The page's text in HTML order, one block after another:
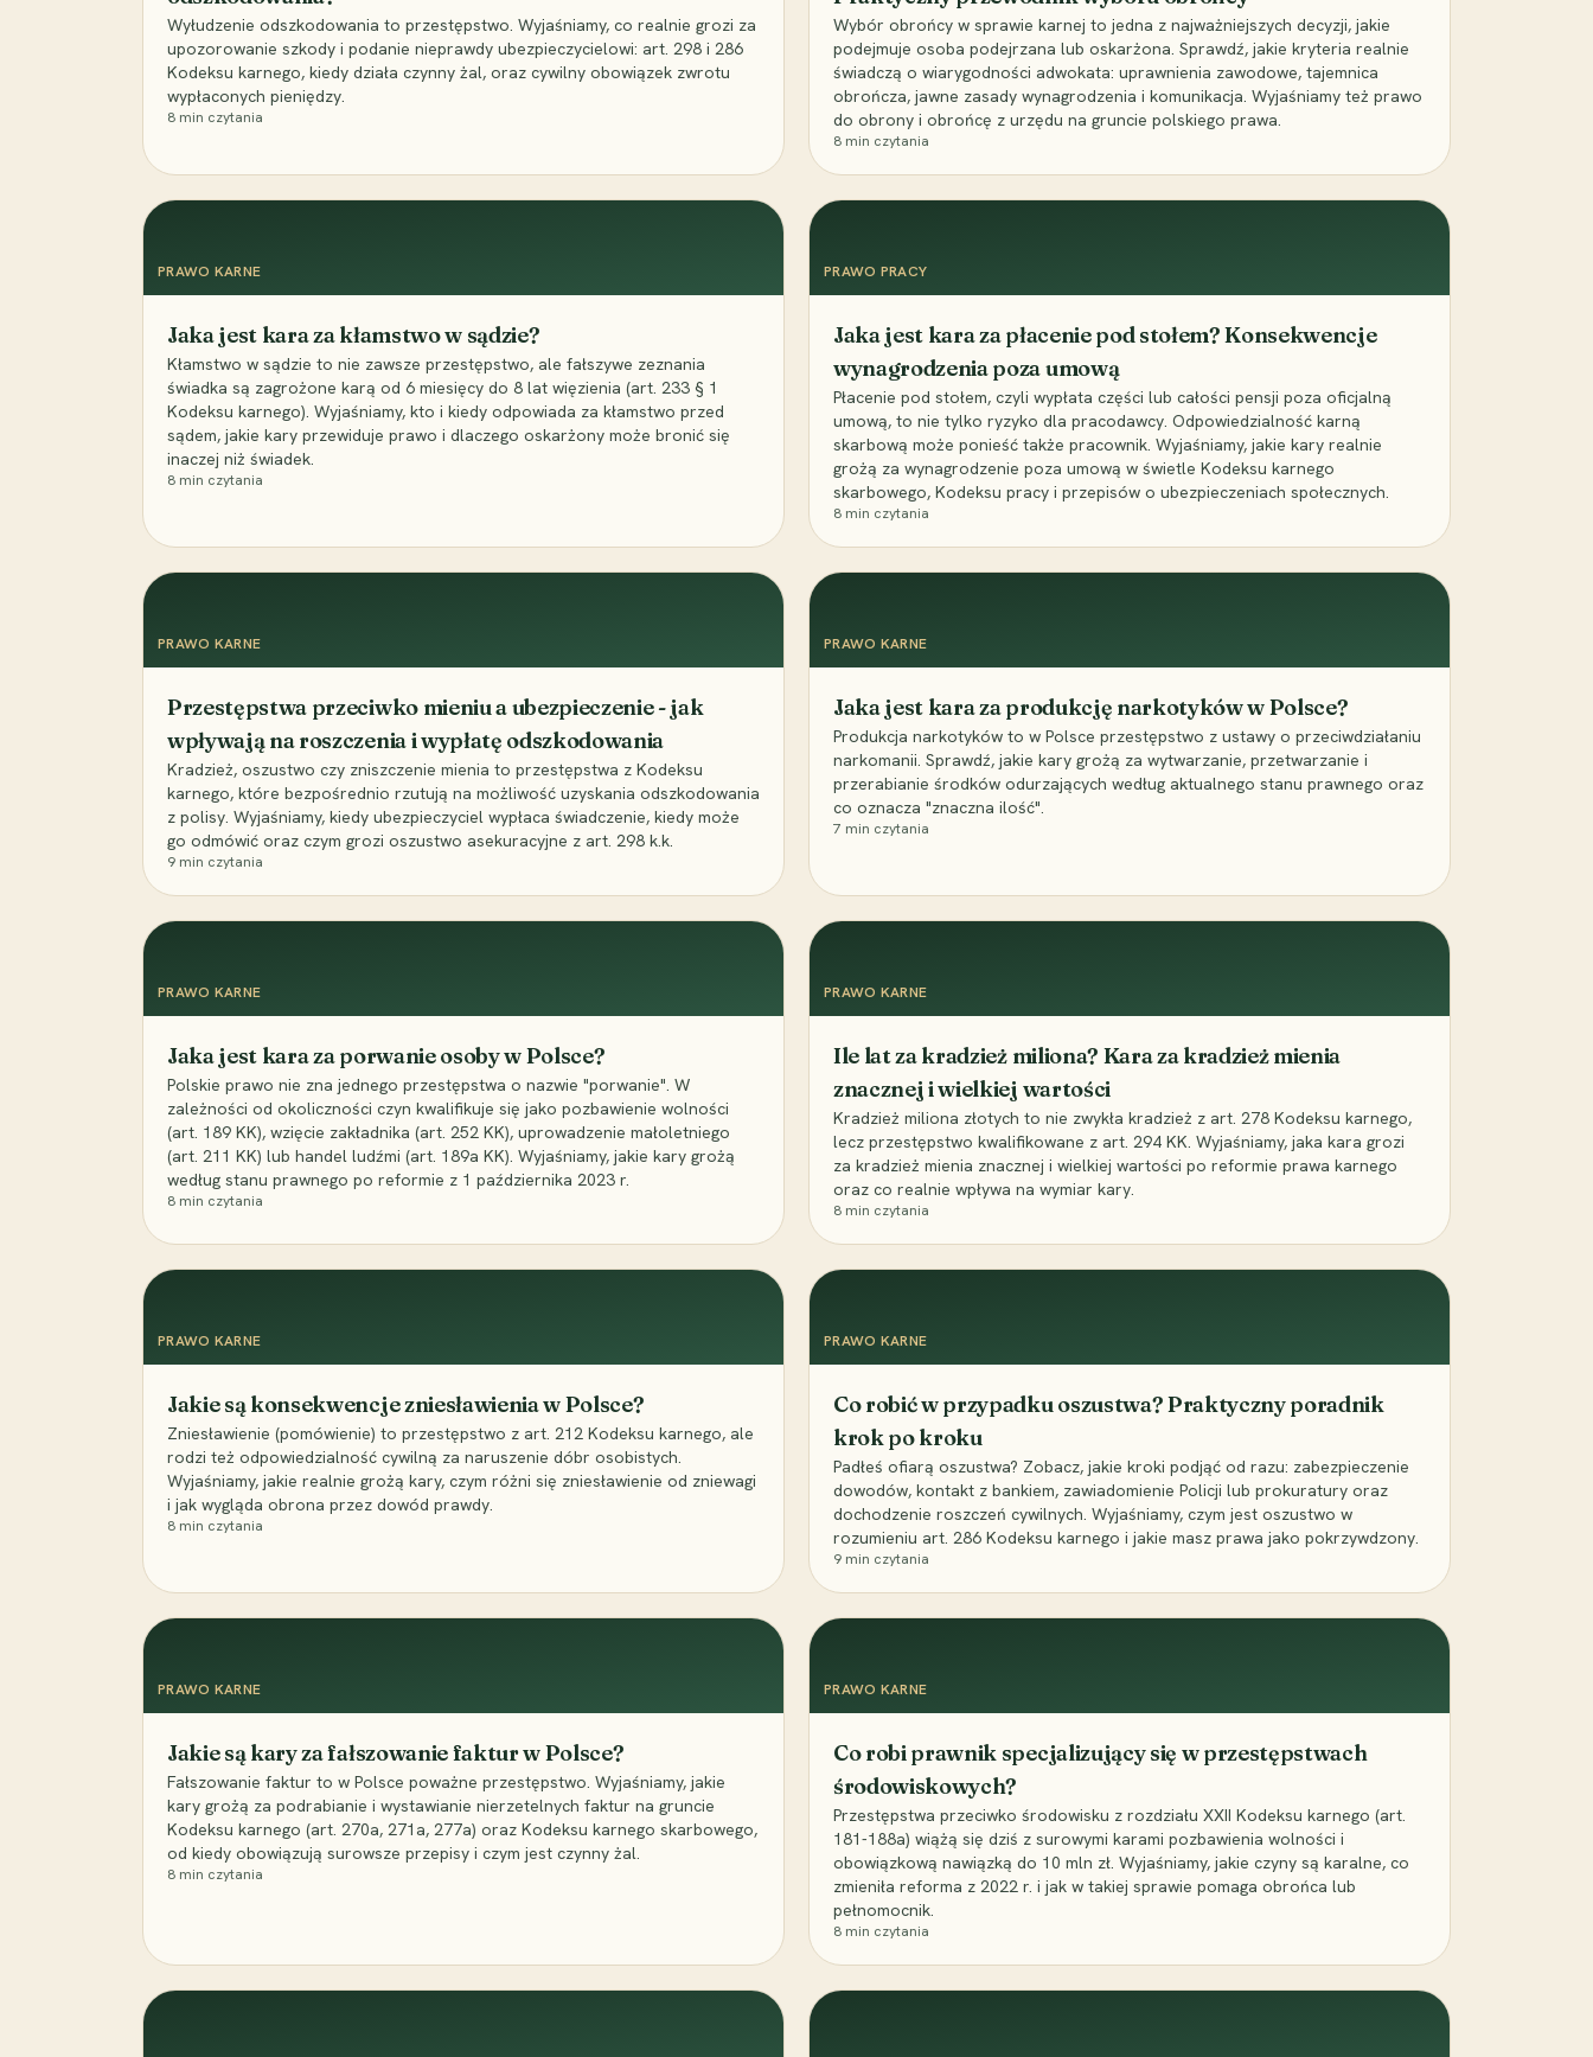
Wyłudzenie odszkodowania to przestępstwo. Wyjaśniamy, co realnie grozi za
upozorowanie szkody i podanie nieprawdy ubezpieczycielowi: art. 298 i 286
Kodeksu karnego, kiedy działa czynny żal, oraz cywilny obowiązek zwrotu
wypłaconych pieniędzy.
8 min czytania
Wybór obrońcy w sprawie karnej to jedna z najważniejszych decyzji, jakie
podejmuje osoba podejrzana lub oskarżona. Sprawdź, jakie kryteria realnie
świadczą o wiarygodności adwokata: uprawnienia zawodowe, tajemnica
obrończa, jawne zasady wynagrodzenia i komunikacja. Wyjaśniamy też prawo
do obrony i obrońcę z urzędu na gruncie polskiego prawa.
8 min czytania
PRAWO KARNE
Jaka jest kara za kłamstwo w sądzie?
Kłamstwo w sądzie to nie zawsze przestępstwo, ale fałszywe zeznania
świadka są zagrożone karą od 6 miesięcy do 8 lat więzienia (art. 233 § 1
Kodeksu karnego). Wyjaśniamy, kto i kiedy odpowiada za kłamstwo przed
sądem, jakie kary przewiduje prawo i dlaczego oskarżony może bronić się
inaczej niż świadek.
8 min czytania
PRAWO PRACY
Jaka jest kara za płacenie pod stołem? Konsekwencje
wynagrodzenia poza umową
Płacenie pod stołem, czyli wypłata części lub całości pensji poza oficjalną
umową, to nie tylko ryzyko dla pracodawcy. Odpowiedzialność karną
skarbową może ponieść także pracownik. Wyjaśniamy, jakie kary realnie
grożą za wynagrodzenie poza umową w świetle Kodeksu karnego
skarbowego, Kodeksu pracy i przepisów o ubezpieczeniach społecznych.
8 min czytania
PRAWO KARNE
Przestępstwa przeciwko mieniu a ubezpieczenie - jak
wpływają na roszczenia i wypłatę odszkodowania
Kradzież, oszustwo czy zniszczenie mienia to przestępstwa z Kodeksu
karnego, które bezpośrednio rzutują na możliwość uzyskania odszkodowania
z polisy. Wyjaśniamy, kiedy ubezpieczyciel wypłaca świadczenie, kiedy może
go odmówić oraz czym grozi oszustwo asekuracyjne z art. 298 k.k.
9 min czytania
PRAWO KARNE
Jaka jest kara za produkcję narkotyków w Polsce?
Produkcja narkotyków to w Polsce przestępstwo z ustawy o przeciwdziałaniu
narkomanii. Sprawdź, jakie kary grożą za wytwarzanie, przetwarzanie i
przerabianie środków odurzających według aktualnego stanu prawnego oraz
co oznacza "znaczna ilość".
7 min czytania
PRAWO KARNE
Jaka jest kara za porwanie osoby w Polsce?
Polskie prawo nie zna jednego przestępstwa o nazwie "porwanie". W
zależności od okoliczności czyn kwalifikuje się jako pozbawienie wolności
(art. 189 KK), wzięcie zakładnika (art. 252 KK), uprowadzenie małoletniego
(art. 211 KK) lub handel ludźmi (art. 189a KK). Wyjaśniamy, jakie kary grożą
według stanu prawnego po reformie z 1 października 2023 r.
8 min czytania
PRAWO KARNE
Ile lat za kradzież miliona? Kara za kradzież mienia
znacznej i wielkiej wartości
Kradzież miliona złotych to nie zwykła kradzież z art. 278 Kodeksu karnego,
lecz przestępstwo kwalifikowane z art. 294 KK. Wyjaśniamy, jaka kara grozi
za kradzież mienia znacznej i wielkiej wartości po reformie prawa karnego
oraz co realnie wpływa na wymiar kary.
8 min czytania
PRAWO KARNE
Jakie są konsekwencje zniesławienia w Polsce?
Zniesławienie (pomówienie) to przestępstwo z art. 212 Kodeksu karnego, ale
rodzi też odpowiedzialność cywilną za naruszenie dóbr osobistych.
Wyjaśniamy, jakie realnie grożą kary, czym różni się zniesławienie od zniewagi
i jak wygląda obrona przez dowód prawdy.
8 min czytania
PRAWO KARNE
Co robić w przypadku oszustwa? Praktyczny poradnik
krok po kroku
Padłeś ofiarą oszustwa? Zobacz, jakie kroki podjąć od razu: zabezpieczenie
dowodów, kontakt z bankiem, zawiadomienie Policji lub prokuratury oraz
dochodzenie roszczeń cywilnych. Wyjaśniamy, czym jest oszustwo w
rozumieniu art. 286 Kodeksu karnego i jakie masz prawa jako pokrzywdzony.
9 min czytania
PRAWO KARNE
Jakie są kary za fałszowanie faktur w Polsce?
Fałszowanie faktur to w Polsce poważne przestępstwo. Wyjaśniamy, jakie
kary grożą za podrabianie i wystawianie nierzetelnych faktur na gruncie
Kodeksu karnego (art. 270a, 271a, 277a) oraz Kodeksu karnego skarbowego,
od kiedy obowiązują surowsze przepisy i czym jest czynny żal.
8 min czytania
PRAWO KARNE
Co robi prawnik specjalizujący się w przestępstwach
środowiskowych?
Przestępstwa przeciwko środowisku z rozdziału XXII Kodeksu karnego (art.
181-188a) wiążą się dziś z surowymi karami pozbawienia wolności i
obowiązkową nawiązką do 10 mln zł. Wyjaśniamy, jakie czyny są karalne, co
zmieniła reforma z 2022 r. i jak w takiej sprawie pomaga obrońca lub
pełnomocnik.
8 min czytania